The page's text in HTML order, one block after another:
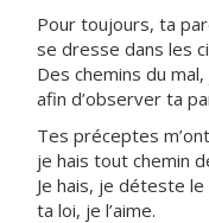
Pour toujours, ta
se dresse dans les
Des chemins du
afin d’observer ta
Tes préceptes
je hais tout chemin
Je hais, je déteste
ta loi, je l’aime.